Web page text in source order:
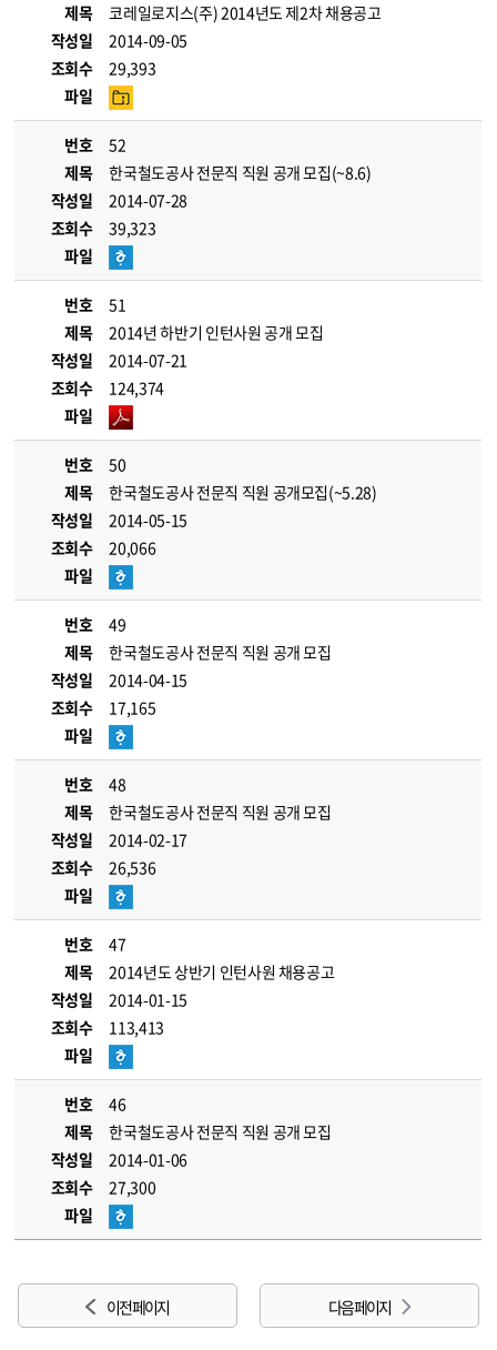
제목
코레일로지스(주) 2014년도 제2차 채용공고
작성일
2014-09-05
조회수
29,393
파일
번호
52
제목
한국철도공사 전문직 직원 공개 모집(~8.6)
작성일
2014-07-28
조회수
39,323
파일
번호
51
제목
2014년 하반기 인턴사원 공개 모집
작성일
2014-07-21
조회수
124,374
파일
번호
50
제목
한국철도공사 전문직 직원 공개모집(~5.28)
작성일
2014-05-15
조회수
20,066
파일
번호
49
제목
한국철도공사 전문직 직원 공개 모집
작성일
2014-04-15
조회수
17,165
파일
번호
48
제목
한국철도공사 전문직 직원 공개 모집
작성일
2014-02-17
조회수
26,536
파일
번호
47
제목
2014년도 상반기 인턴사원 채용공고
작성일
2014-01-15
조회수
113,413
파일
번호
46
제목
한국철도공사 전문직 직원 공개 모집
작성일
2014-01-06
조회수
27,300
파일
이전 페이지 다음 페이지